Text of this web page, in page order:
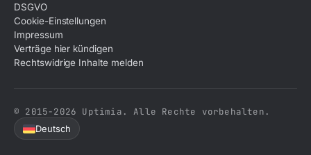
DSGVO
Cookie-Einstellungen
Impressum
Verträge hier kündigen
Rechtswidrige Inhalte melden
© 2015-2026 Uptimia. Alle Rechte vorbehalten.
Deutsch